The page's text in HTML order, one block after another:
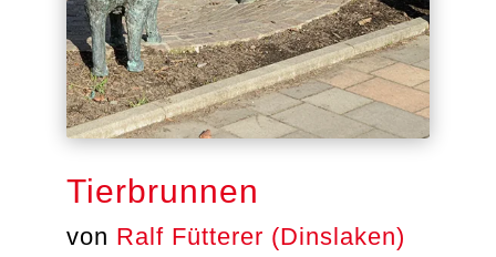
Tierbrunnen
von Ralf Fütterer (Dinslaken)